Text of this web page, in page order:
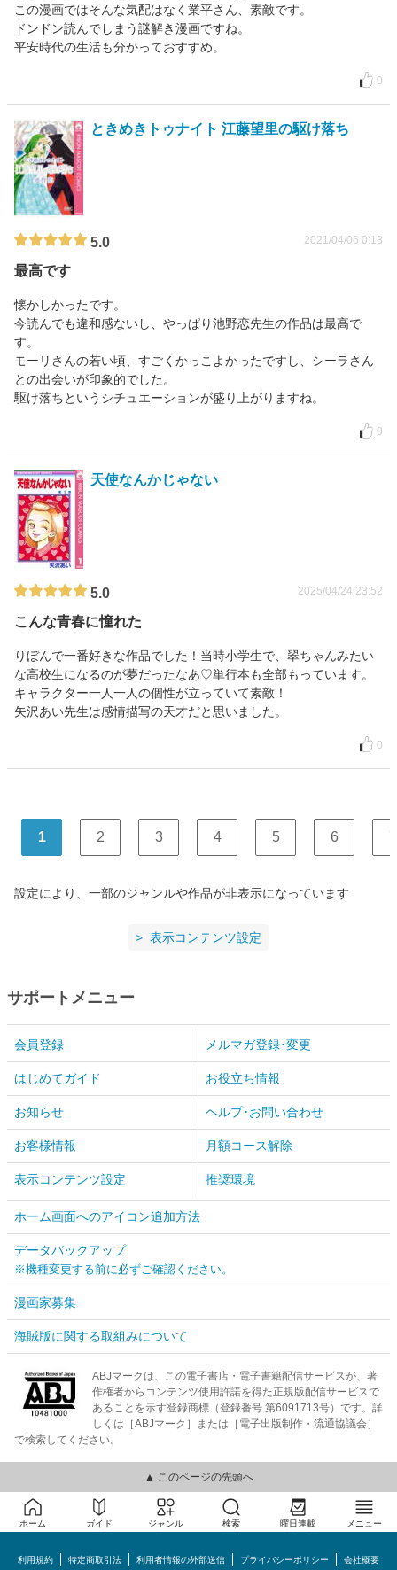
この漫画ではそんな気配はなく業平さん、素敵です。
ドンドン読んでしまう謎解き漫画ですね。
平安時代の生活も分かっておすすめ。
0
ときめきトゥナイト 江藤望里の駆け落ち
5.0 2021/04/06 0:13
最高です
懐かしかったです。
今読んでも違和感ないし、やっぱり池野恋先生の作品は最高で
す。
モーリさんの若い頃、すごくかっこよかったですし、シーラさん
との出会いが印象的でした。
駆け落ちというシチュエーションが盛り上がりますね。
0
天使なんかじゃない
5.0 2025/04/24 23:52
こんな青春に憧れた
りぼんで一番好きな作品でした！当時小学生で、翠ちゃんみたい
な高校生になるのが夢だったなあ♡単行本も全部もっています。
キャラクター一人一人の個性が立っていて素敵！
矢沢あい先生は感情描写の天才だと思いました。
0
1 2 3 4 5 6 7
設定により、一部のジャンルや作品が非表示になっています
表示コンテンツ設定
サポートメニュー
会員登録 メルマガ登録･変更
はじめてガイド お役立ち情報
お知らせ ヘルプ･お問い合わせ
お客様情報 月額コース解除
表示コンテンツ設定 推奨環境
ホーム画面へのアイコン追加方法
データバックアップ
※機種変更する前に必ずご確認ください。
漫画家募集
海賊版に関する取組みについて
ABJマークは、この電子書店・電子書籍配信サービスが、著
作権者からコンテンツ使用許諾を得た正規版配信サービスで
あることを示す登録商標（登録番号 第6091713号）です。詳
しくは［ABJマーク］または［電子出版制作・流通協議会］
で検索してください。
▲ このページの先頭へ
ホーム ガイド ジャンル 検索 曜日連載 メニュー
利用規約 特定商取引法 利用者情報の外部送信 プライバシーポリシー 会社概要